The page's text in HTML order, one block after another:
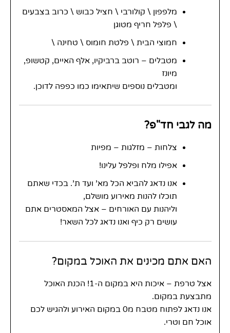
מלפפון \ קולורבי \ חציל כבוש \ כרוב בצבעים
\ פלפל חריף מטוגן
חמוצי הבית \ פלטת חומוס \ טחינה \
מטבלים – רוטב ברביקיו, אלף האיים, קטשופ,
מיונז
ומטבלים נוספים שיתאימו כמו כפפה לדוכן.
מה לגבי חד"פ?
צלחות – מזלגות – מפיות
אפילו מלח ופלפל עלינו!
אנו נדאג להביא הכל מא' ועד ת'. בכדי שאתם
תוכלו להנות מאירוע מושלם,
וליהנות עם האורחים – אצל המאסטרים אתם
עושים רק כיף ואנו נדאג לכל השאר!
האם אתם מכינים את האוכל במקום?
אצל טרפת – איכות היא במקום ה-1! הכנת האוכל
מתבצעת במקום.
אנו נדאג לפתוח מטבח מ0 במקום האירוע ולהגיש לכם
אוכל חם וטרי.